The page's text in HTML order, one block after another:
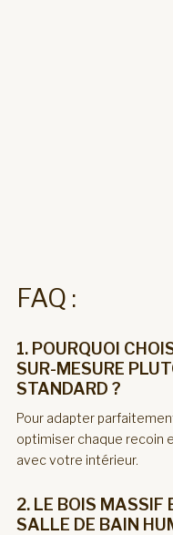
FAQ :
1. POURQUOI
SUR-MESURE
STANDARD ?
Pour adapter
optimiser chaque recoin
avec votre intérieur.
2. LE BOIS MASSIF
SALLE DE BAIN